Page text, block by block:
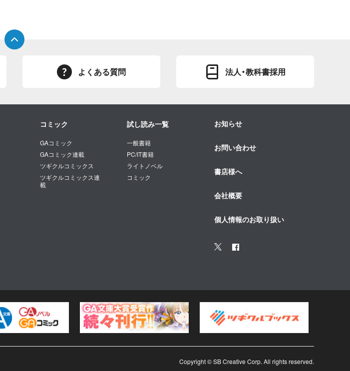
よくある質問 法人・教科書採用
コミック
GAコミック
GAコミック連載
ツギクルコミックス
ツギクルコミックス連
載
試し読み一覧
一般書籍
PC/IT書籍
ライトノベル
コミック
お知らせ
お問い合わせ
書店様へ
会社概要
個人情報のお取り扱い
Copyright © SB Creative Corp. All rights reserved.